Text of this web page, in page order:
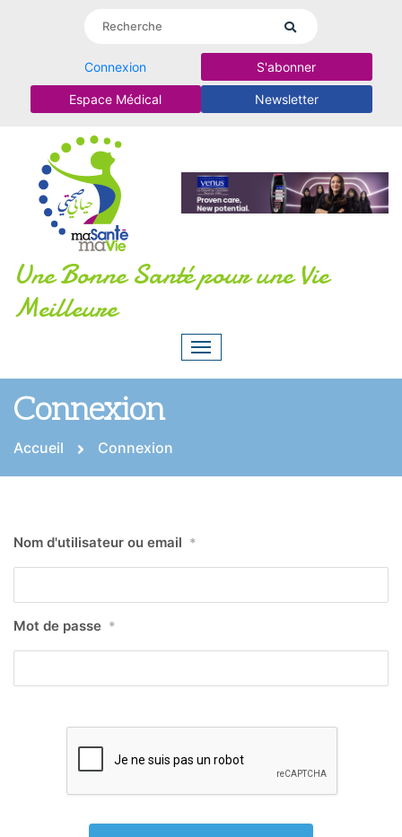
Connexion S'abonner
Espace Médical Newsletter
Une Bonne Santé pour une Vie
Meilleure
Connexion
Accueil Connexion
Nom d'utilisateur ou email *
Mot de passe *